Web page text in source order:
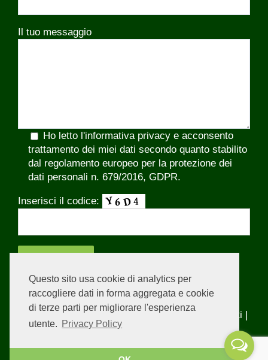
Questo sito usa cookie di analytics per
raccogliere dati in forma aggregata e cookie
di terze parti per migliorare l'esperienza
utente. Privacy Policy
Il tuo messaggio
Ho letto l'informativa privacy e acconsento
trattamento dei miei dati secondo quanto stabilito
dal regolamento europeo per la protezione dei
dati personali n. 679/2016, GDPR.
Inserisci il codice:
© Copyright2026 No Game | Tutti i diritti riservati |
Realizzato da